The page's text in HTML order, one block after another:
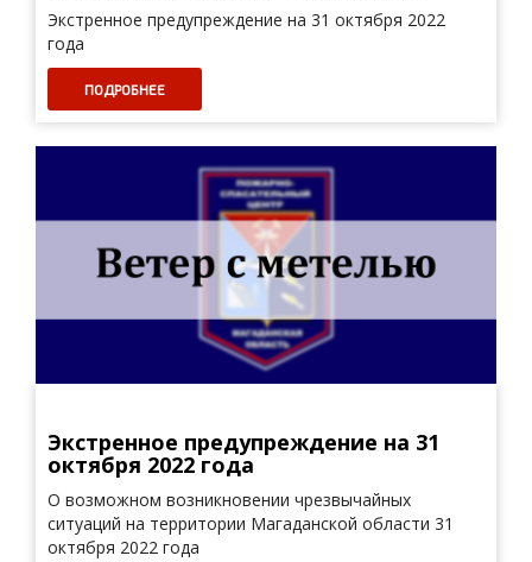
Экстренное предупреждение на 31 октября 2022
года
ПОДРОБНЕЕ
Экстренное предупреждение на 31
октября 2022 года
О возможном возникновении чрезвычайных
ситуаций на территории Магаданской области 31
октября 2022 года